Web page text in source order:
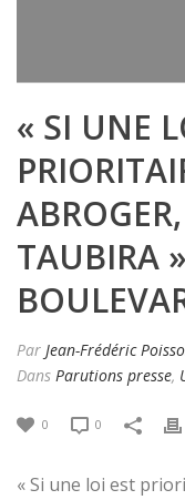
« SI UNE
TAUBIRA
Par Jean-Frédéric
Dans Parutions presse,
0 0
« Si une loi est